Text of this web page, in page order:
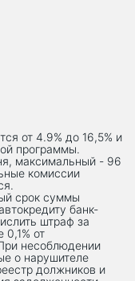
от 4.9% до 16,5% и
программы.
максимальный - 96
комиссии
срок суммы
банк-
штраф за
от
несоблюдении
о нарушителе
должников и